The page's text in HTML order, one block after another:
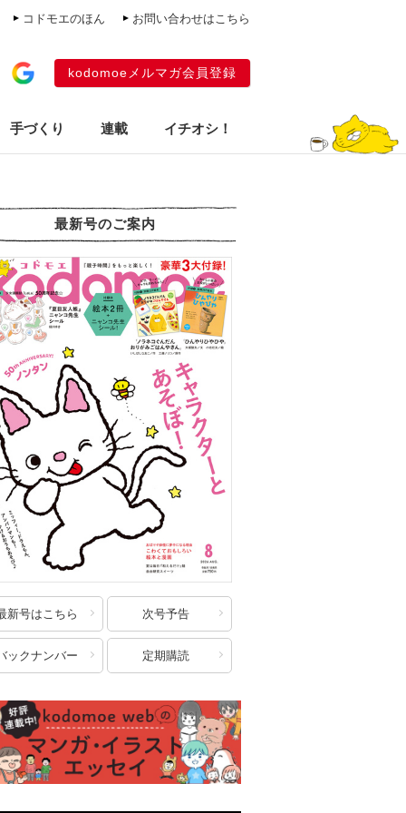
コドモエのほん お問い合わせはこちら
kodomoeメルマガ会員登録
手づくり 連載 イチオシ！
最新号のご案内
新号はこちら 次号予告
ックナンバー 定期購読